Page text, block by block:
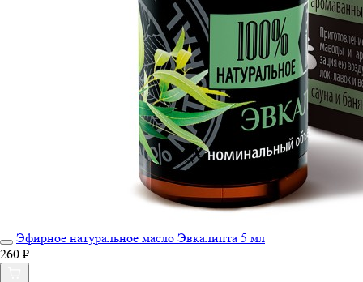
Эфирное натуральное масло Эвкалипта 5 мл
260 ₽